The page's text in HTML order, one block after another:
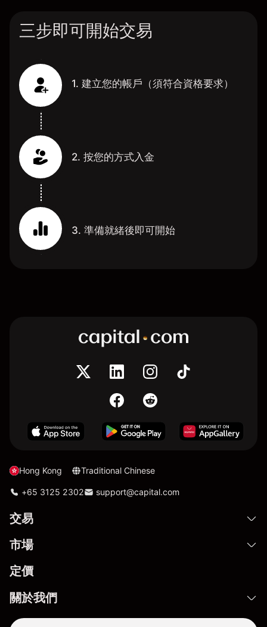
三步即可開始交易
1. 建立您的帳戶（須符合資格要求）
2. 按您的方式入金
3. 準備就緒後即可開始
Hong Kong Traditional Chinese
+65 3125 2302 support@capital.com
交易
市場
定價
關於我們